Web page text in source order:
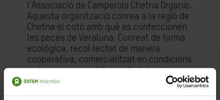
l'Associació de Camperols Chetna Organic.
Aquesta organització conrea a la regió de
Chetna el cotó amb què es confeccionen
les peces de Veraluna. Conreat de forma
ecològica, recol·lectat de manera
cooperativa, comercialitzat en condicions
justes i promovent la igualtat de gènere
entre les treballadores i els treballadors.